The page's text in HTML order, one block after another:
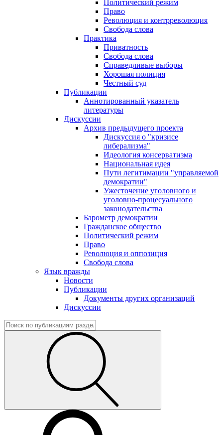
Политический режим
Право
Революция и контрреволюция
Свобода слова
Практика
Приватность
Свобода слова
Справедливые выборы
Хорошая полиция
Честный суд
Публикации
Аннотированный указатель
литературы
Дискуссии
Архив предыдущего проекта
Дискуссия о "кризисе
либерализма"
Идеология консерватизма
Национальная идея
Пути легитимации "управляемой
демократии"
Ужесточение уголовного и
уголовно-процесуального
законодательства
Барометр демократии
Гражданское общество
Политический режим
Право
Революция и оппозиция
Свобода слова
Язык вражды
Новости
Публикации
Документы других организаций
Дискуссии